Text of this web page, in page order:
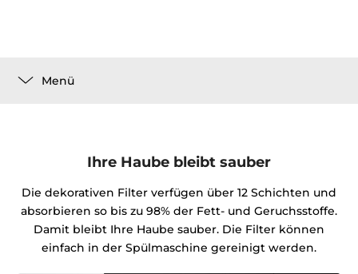
Menü
Ihre Haube bleibt sauber
Die dekorativen Filter verfügen über 12 Schichten und
absorbieren so bis zu 98% der Fett- und Geruchsstoffe.
Damit bleibt Ihre Haube sauber. Die Filter können
einfach in der Spülmaschine gereinigt werden.